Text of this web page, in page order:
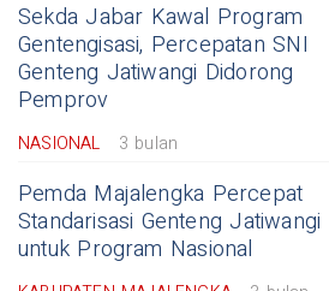
Sekda Jabar Kawal Program
Gentengisasi, Percepatan SNI
Genteng Jatiwangi Didorong
Pemprov
NASIONAL 3 bulan
Pemda Majalengka Percepat
Standarisasi Genteng Jatiwangi
untuk Program Nasional